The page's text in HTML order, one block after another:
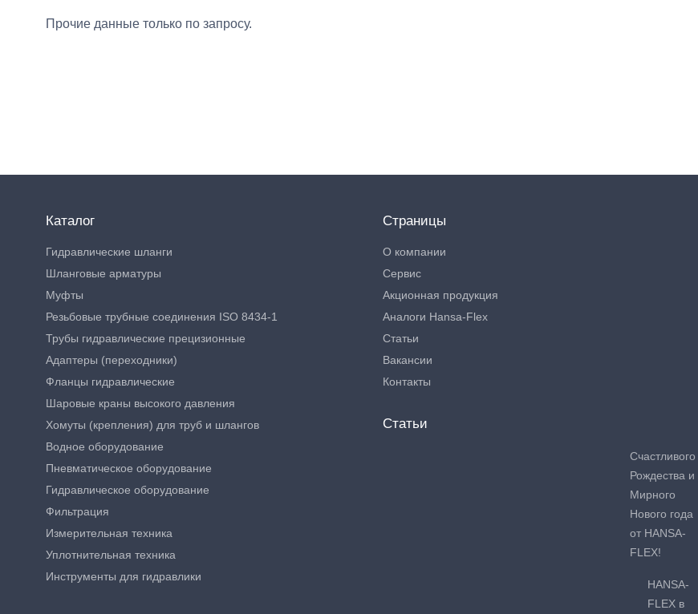
Прочие данные только по запросу.
Каталог
Гидравлические шланги
Шланговые арматуры
Муфты
Резьбовые трубные соединения ISO 8434-1
Трубы гидравлические прецизионные
Адаптеры (переходники)
Фланцы гидравлические
Шаровые краны высокого давления
Хомуты (крепления) для труб и шлангов
Водное оборудование
Пневматическое оборудование
Гидравлическое оборудование
Фильтрация
Измерительная техника
Уплотнительная техника
Инструменты для гидравлики
Страницы
О компании
Сервис
Акционная продукция
Аналоги Hansa-Flex
Статьи
Вакансии
Контакты
Статьи
Счастливого
Рождества и
Мирного
Нового года
от HANSA-
FLEX!
HANSA-
FLEX в